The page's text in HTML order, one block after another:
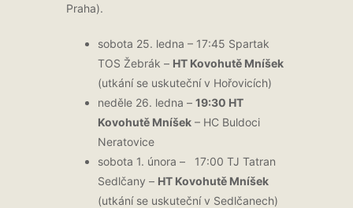
Praha).
sobota 25. ledna – 17:45 Spartak
TOS Žebrák – HT Kovohutě Mníšek
(utkání se uskuteční v Hořovicích)
neděle 26. ledna – 19:30 HT
Kovohutě Mníšek – HC Buldoci
Neratovice
sobota 1. února – 17:00 TJ Tatran
Sedlčany – HT Kovohutě Mníšek
(utkání se uskuteční v Sedlčanech)